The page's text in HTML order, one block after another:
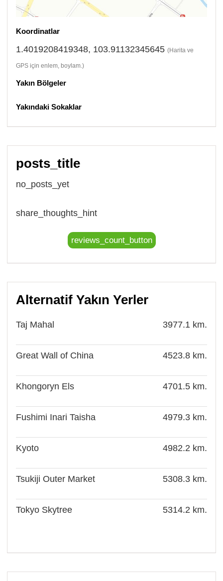
Koordinatlar
1.4019208419348, 103.91132345645 (Harita ve
GPS için enlem, boylam.)
Yakın Bölgeler
Yakındaki Sokaklar
posts_title
no_posts_yet
share_thoughts_hint
reviews_count_button
Alternatif Yakın Yerler
Taj Mahal 3977.1 km.
Great Wall of China 4523.8 km.
Khongoryn Els 4701.5 km.
Fushimi Inari Taisha 4979.3 km.
Kyoto 4982.2 km.
Tsukiji Outer Market 5308.3 km.
Tokyo Skytree 5314.2 km.